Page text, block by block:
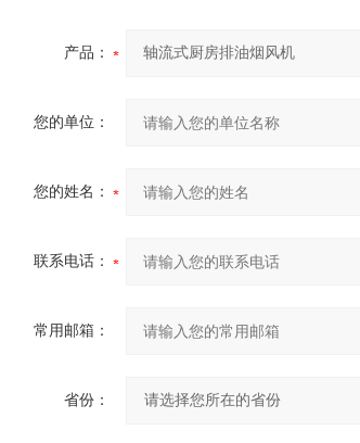
产品：
您的单位：
您的姓名：
联系电话：
常用邮箱：
省份：